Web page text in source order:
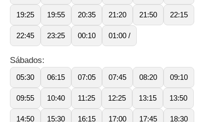
19:25 19:55 20:35 21:20 21:50 22:15
22:45 23:25 00:10 01:00 /
Sábados:
05:30 06:15 07:05 07:45 08:20 09:10
09:55 10:40 11:25 12:25 13:15 13:50
14:50 15:30 16:15 17:00 17:45 18:30